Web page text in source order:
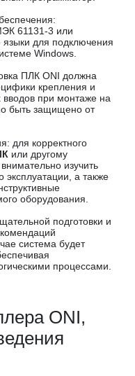
61131-3 или
языки для подключения
Windows.
ПЛК ONI должна
крепления и
при монтаже на
быть защищено от
для корректного
или другому
изучить
эксплуатации, а также
оборудования.
подготовки и
система будет
процессами.
ONI,